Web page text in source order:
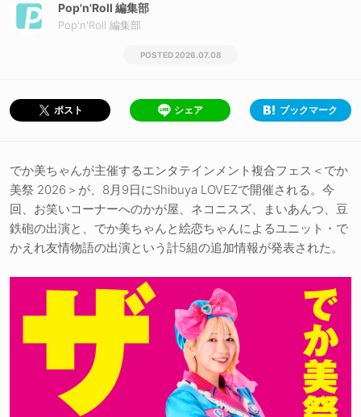
Pop'n'Roll 編集部
Pop'n'Roll 編集部
2026.07.08
ポスト シェア ブックマーク
でか美ちゃんが主催するエンタテインメント複合フェス＜でか
美祭 2026＞が、8月9日にShibuya LOVEZで開催される。今
回、お笑いコーナーへのかが屋、ネコニスズ、まいあんつ、豆
鉄砲の出演と、でか美ちゃんと絵恋ちゃんによるユニット・で
かえれ友情物語の出演という計5組の追加情報が発表された。